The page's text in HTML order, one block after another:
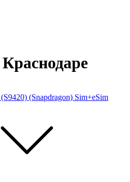
(Snapdragon) Sim+eSim